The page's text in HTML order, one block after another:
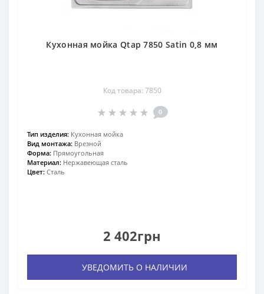
Кухонная мойка Qtap 7850 Satin 0,8 мм
Код товара: 7850
0
Тип изделия: Кухонная мойка
Вид монтажа: Врезной
Форма: Прямоугольная
Материал: Нержавеющая сталь
Цвет: Сталь
2 402грн
УВЕДОМИТЬ О НАЛИЧИИ